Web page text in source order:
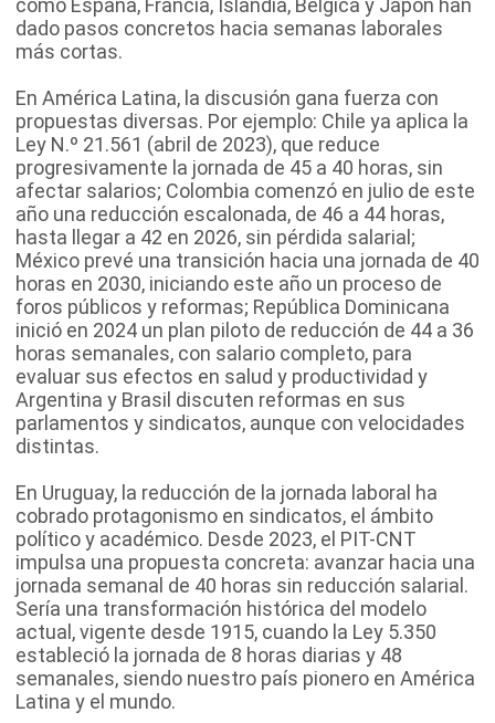
como España, Francia, Islandia, Bélgica y Japón han
dado pasos concretos hacia semanas laborales
más cortas.
En América Latina, la discusión gana fuerza con
propuestas diversas. Por ejemplo: Chile ya aplica la
Ley N.º 21.561 (abril de 2023), que reduce
progresivamente la jornada de 45 a 40 horas, sin
afectar salarios; Colombia comenzó en julio de este
año una reducción escalonada, de 46 a 44 horas,
hasta llegar a 42 en 2026, sin pérdida salarial;
México prevé una transición hacia una jornada de 40
horas en 2030, iniciando este año un proceso de
foros públicos y reformas; República Dominicana
inició en 2024 un plan piloto de reducción de 44 a 36
horas semanales, con salario completo, para
evaluar sus efectos en salud y productividad y
Argentina y Brasil discuten reformas en sus
parlamentos y sindicatos, aunque con velocidades
distintas.
En Uruguay, la reducción de la jornada laboral ha
cobrado protagonismo en sindicatos, el ámbito
político y académico. Desde 2023, el PIT-CNT
impulsa una propuesta concreta: avanzar hacia una
jornada semanal de 40 horas sin reducción salarial.
Sería una transformación histórica del modelo
actual, vigente desde 1915, cuando la Ley 5.350
estableció la jornada de 8 horas diarias y 48
semanales, siendo nuestro país pionero en América
Latina y el mundo.